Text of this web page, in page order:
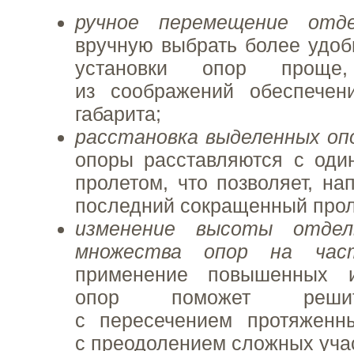
ручное перемещение
вручную выбрать более
установки опор
из соображений
габарита;
расстановка выделенных
опоры расставляются с
пролетом, что позволяет,
последний сокращенный
изменение высоты
множества опор на
применение повышенных
опор поможет
с пересечением
с преодолением сложных